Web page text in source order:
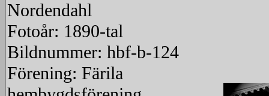
Nordendahl
Fotoår: 1890-tal
Bildnummer: hbf-b-124
Förening: Färila